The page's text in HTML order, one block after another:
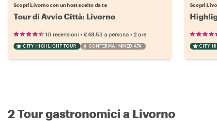
Scopri Livorno con un host scelto da te
Tour di Avvio Città: Livorno
10 recensioni • €48.53 a persona • 2 ore
CITY HIGHLIGHT TOUR CONFERMA IMMEDIATA
Scopri
CITY
2 Tour gastronomici a Livorno